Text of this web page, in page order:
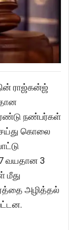
ராஜ்கன்ஜ்
நண்பர்கள்
கொலை
வயதான 3
மீது
அழித்தல்